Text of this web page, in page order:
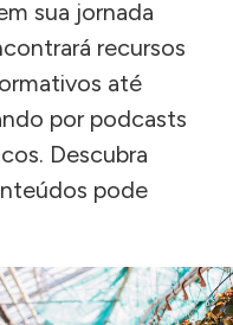
sua jornada
recursos
até
por podcasts
Descubra
pode